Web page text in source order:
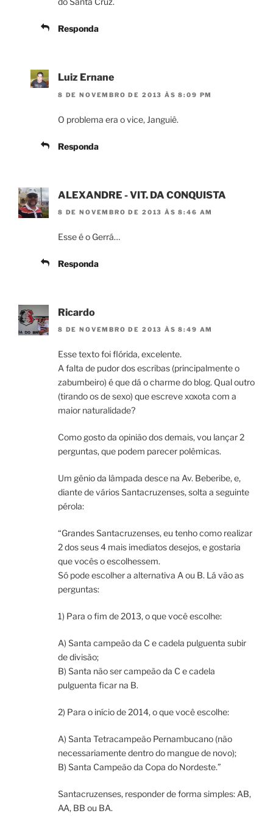
Responda
Luiz Ernane
8 DE NOVEMBRO DE 2013 ÀS 8:09 PM
O problema era o vice, Janguiê.
Responda
ALEXANDRE - VIT. DA CONQUISTA
8 DE NOVEMBRO DE 2013 ÀS 8:46 AM
Esse é o Gerrá…
Responda
Ricardo
8 DE NOVEMBRO DE 2013 ÀS 8:49 AM
Esse texto foi flórida, excelente.
A falta de pudor dos escribas (principalmente o
zabumbeiro) é que dá o charme do blog. Qual outro
(tirando os de sexo) que escreve xoxota com a
maior naturalidade?
Como gosto da opinião dos demais, vou lançar 2
perguntas, que podem parecer polêmicas.
Um gênio da lâmpada desce na Av. Beberibe, e,
diante de vários Santacruzenses, solta a seguinte
pérola:
“Grandes Santacruzenses, eu tenho como realizar
2 dos seus 4 mais imediatos desejos, e gostaria
que vocês o escolhessem.
Só pode escolher a alternativa A ou B. Lá vão as
perguntas:
1) Para o fim de 2013, o que você escolhe:
A) Santa campeão da C e cadela pulguenta subir
de divisão;
B) Santa não ser campeão da C e cadela
pulguenta ficar na B.
2) Para o início de 2014, o que você escolhe:
A) Santa Tetracampeão Pernambucano (não
necessariamente dentro do mangue de novo);
B) Santa Campeão da Copa do Nordeste.”
Santacruzenses, responder de forma simples: AB,
AA, BB ou BA.